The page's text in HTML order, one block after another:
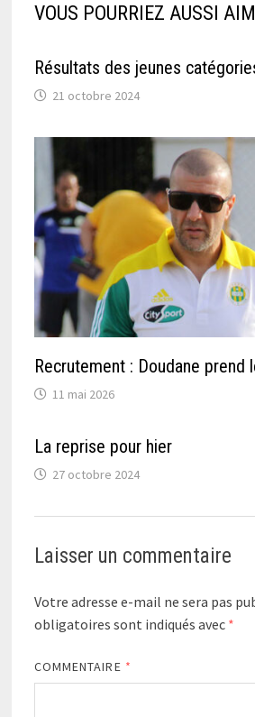
VOUS POURRIEZ AUSSI
Résultats des jeunes
21 octobre 2024
Recrutement : Doudane prend
11 mai 2026
La reprise pour hier
27 octobre 2024
Laisser un commentaire
Votre adresse e-mail ne sera pas
obligatoires sont indiqués avec *
COMMENTAIRE *